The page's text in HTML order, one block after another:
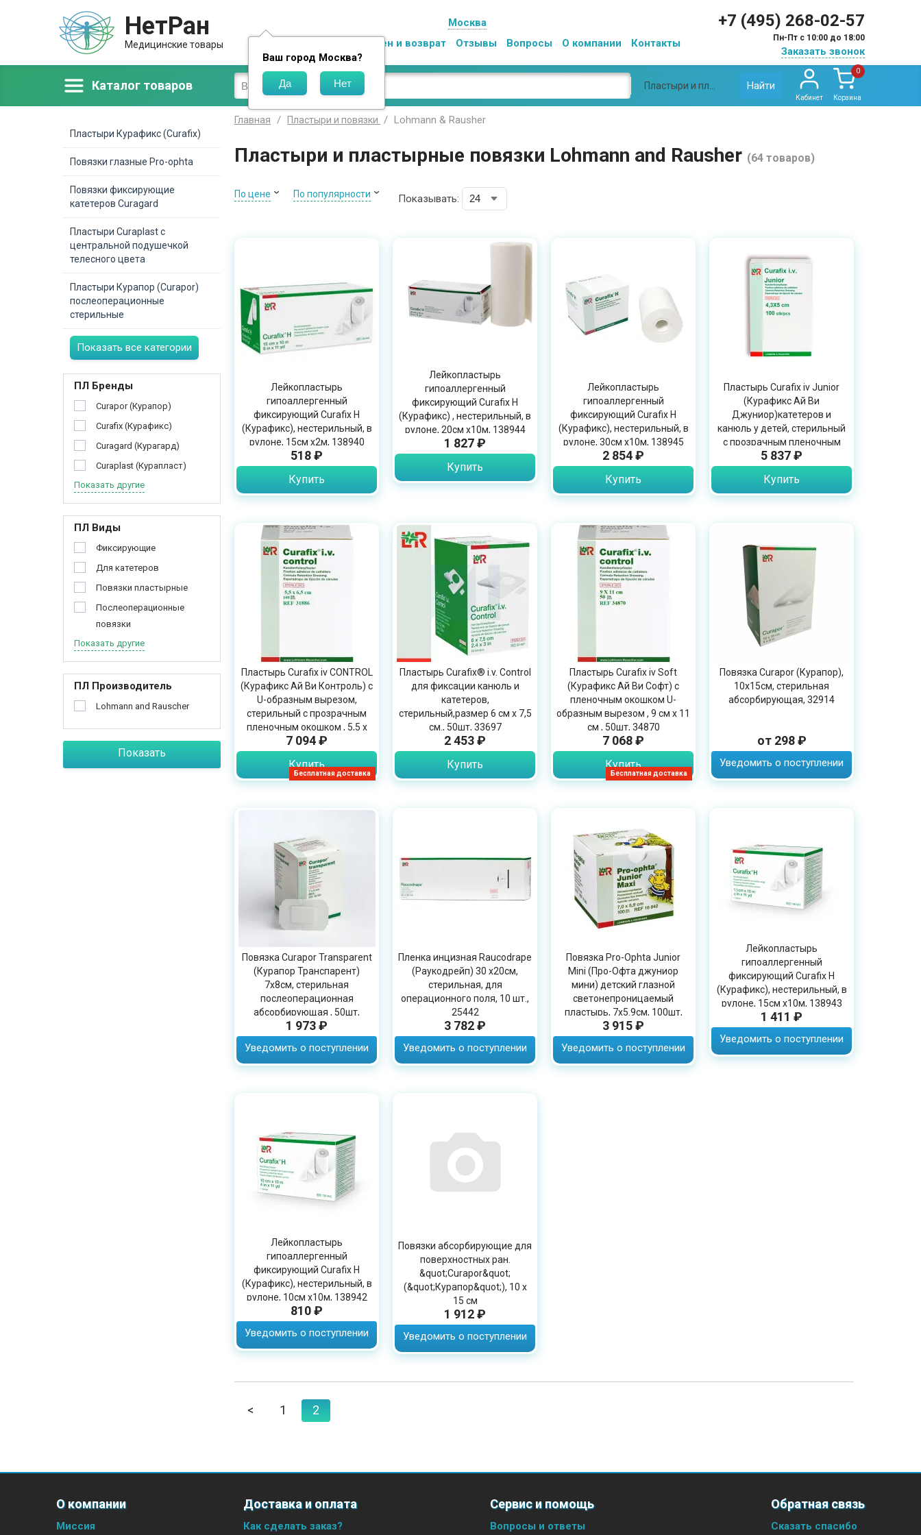
НетРан
Медицинские товары
Москва
Ваш город Москва?
Обмен и возврат Отзывы Вопросы О компании Контакты
+7 (495) 268-02-57
Пн-Пт с 10:00 до 18:00
Заказать звонок
Каталог товаров Найти
Кабинет
0
Корзина
Пластыри Курафикс (Curafix)
Повязки глазные Pro-ophta
Повязки фиксирующие
катетеров Curagard
Пластыри Curaplast с
центральной подушечкой
телесного цвета
Пластыри Курапор (Curapor)
послеоперационные
стерильные
Показать все категории
ПЛ Бренды
Curapor (Курапор)
Curafix (Курафикс)
Curagard (Курагард)
Curaplast (Курапласт)
Показать другие
ПЛ Виды
Фиксирующие
Для катетеров
Повязки пластырные
Послеоперационные
повязки
Показать другие
ПЛ Производитель
Lohmann and Rauscher
Показать
Главная Пластыри и повязки Lohmann & Rausher
Пластыри и пластырные повязки Lohmann and Rausher (64 товаров)
По цене По популярности Показывать:
Лейкопластырь
гипоаллергенный
фиксирующий Curafix H
(Курафикс), нестерильный, в
рулоне, 15см х2м, 138940
518 ₽
Купить
Лейкопластырь
гипоаллергенный
фиксирующий Curafix H
(Курафикс) , нестерильный, в
рулоне, 20см х10м, 138944
1 827 ₽
Купить
Лейкопластырь
гипоаллергенный
фиксирующий Curafix H
(Курафикс), нестерильный, в
рулоне, 30см х10м, 138945
2 854 ₽
Купить
Пластырь Curafix iv Junior
(Курафикс Ай Ви
Джуниор)катетеров и
канюль у детей, стерильный
с прозрачным пленочным
окошком , 4,3 х 5см, 100шт,
31883
5 837 ₽
Купить
Бесплатная доставка
Пластырь Curafix iv CONTROL
(Курафикс Ай Ви Контроль) с
U-образным вырезом,
стерильный с прозрачным
пленочным окошком , 5,5 х
6,55см, 100шт, 31886
7 094 ₽
Купить
Пластырь Curafix® i.v. Control
для фиксации канюль и
катетеров,
стерильный,размер 6 см х 7,5
см., 50шт, 33697
2 453 ₽
Купить
Бесплатная доставка
Пластырь Curafix iv Soft
(Курафикс Ай Ви Софт) с
пленочным окошком U-
образным вырезом , 9 см х 11
см , 50шт, 34870
7 068 ₽
Купить
Повязка Curapor (Курапор),
10х15см, стерильная
абсорбирующая, 32914
от 298 ₽
Уведомить о поступлении
Повязка Curapor Transparent
(Курапор Транспарент)
7х8см, стерильная
послеоперационная
абсорбирующая , 50шт,
13101
1 973 ₽
Уведомить о поступлении
Пленка инцизная Raucodrape
(Раукодрейп) 30 х20см,
стерильная, для
операционного поля, 10 шт.,
25442
3 782 ₽
Уведомить о поступлении
Повязка Pro-Ophta Junior
Mini (Про-Офта джуниор
мини) детский глазной
светонепроницаемый
пластырь, 7х5.9см, 100шт,
16842
3 915 ₽
Уведомить о поступлении
Лейкопластырь
гипоаллергенный
фиксирующий Curafix H
(Курафикс), нестерильный, в
рулоне, 15см х10м, 138943
1 411 ₽
Уведомить о поступлении
Лейкопластырь
гипоаллергенный
фиксирующий Curafix H
(Курафикс), нестерильный, в
рулоне, 10см х10м, 138942
810 ₽
Уведомить о поступлении
Повязки абсорбирующие для
поверхностных ран.
&quot;Curapor&quot;
(&quot;Курапор&quot;), 10 х
15 см
1 912 ₽
Уведомить о поступлении
< 1 2
О компании
Миссия
Доставка и оплата
Как сделать заказ?
Сервис и помощь
Вопросы и ответы
Обратная связь
Сказать спасибо